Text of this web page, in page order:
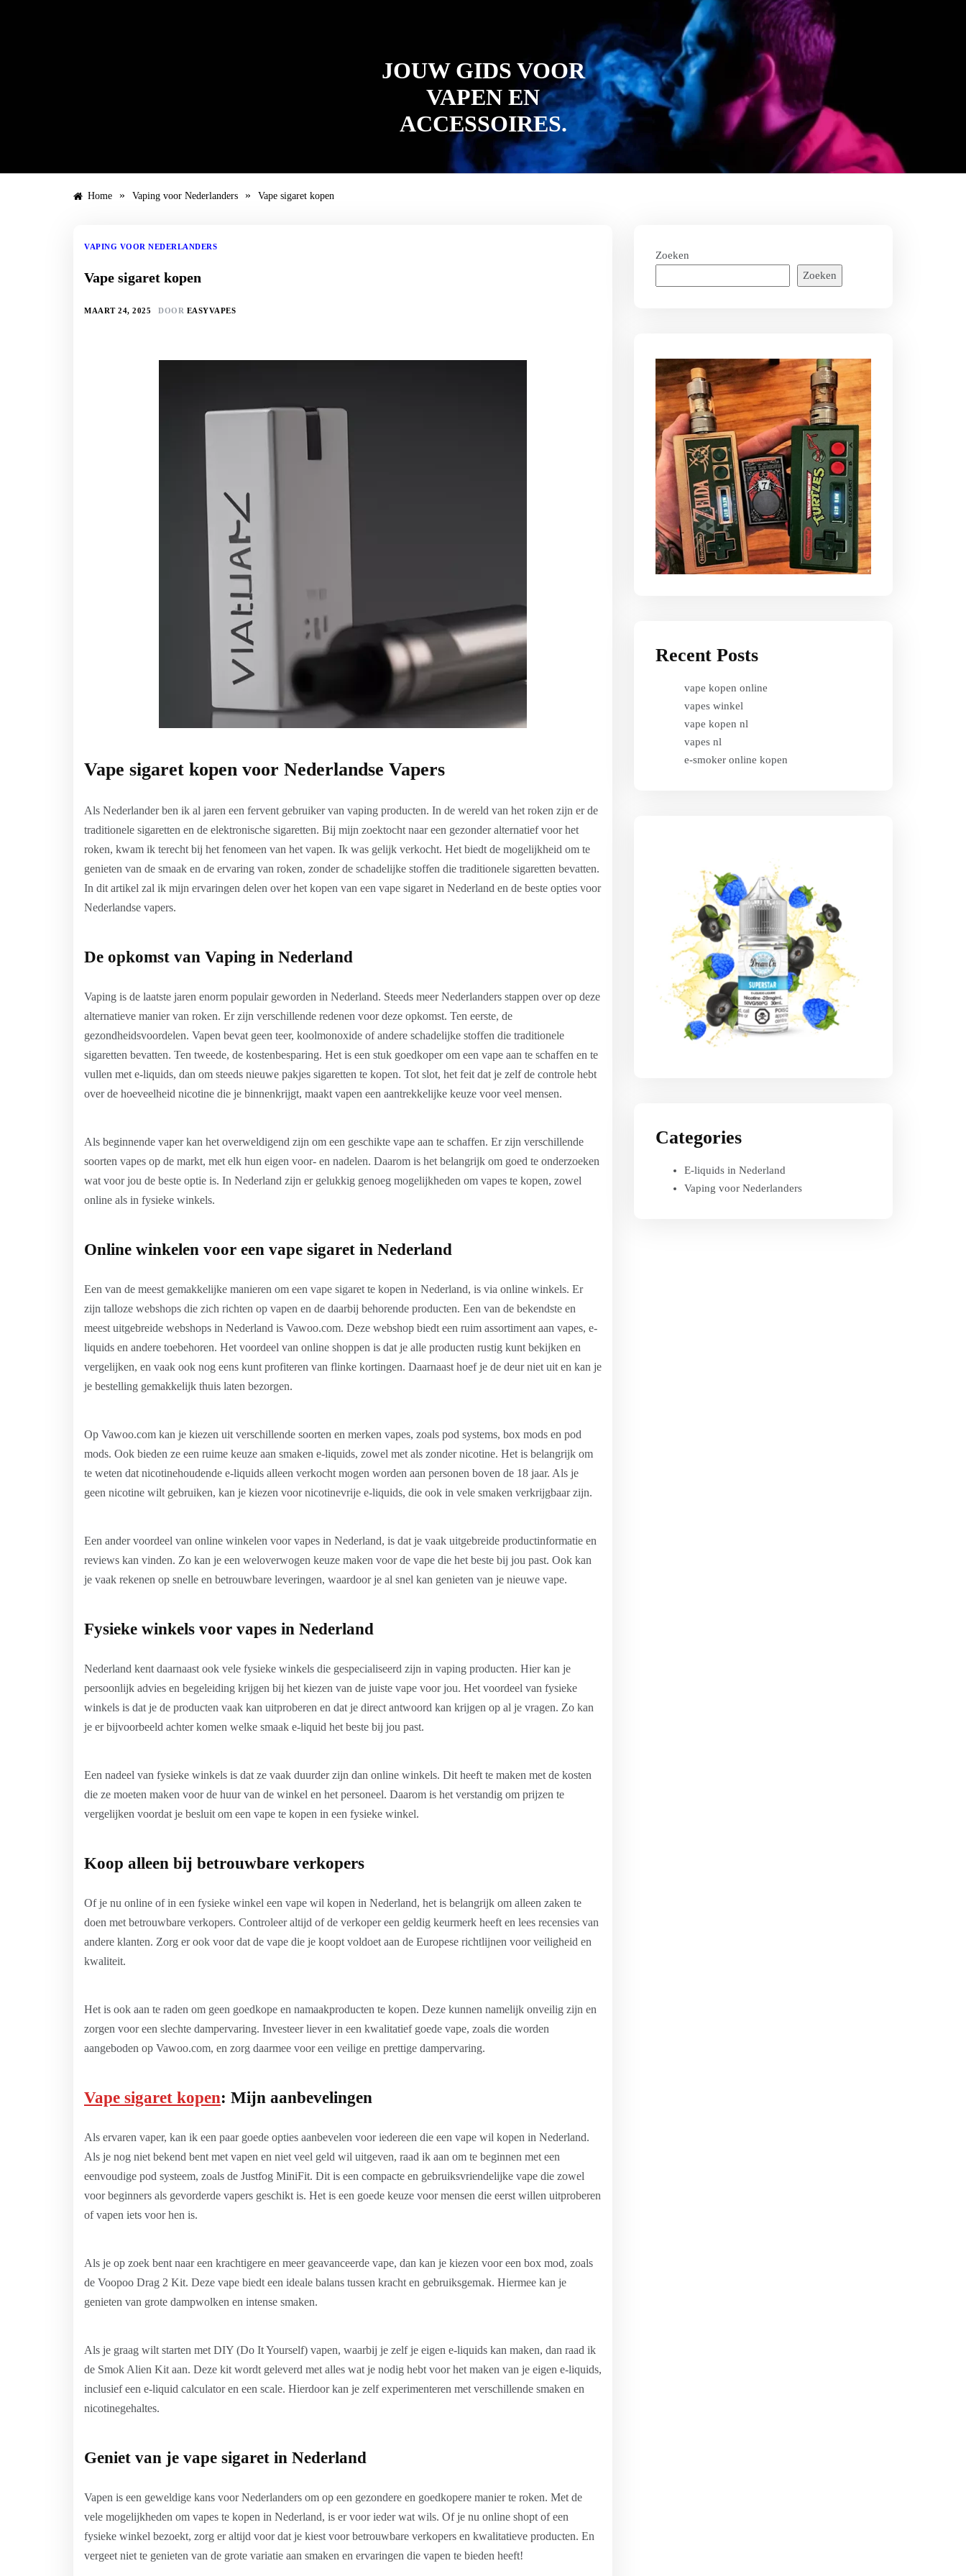
JOUW GIDS VOOR
VAPEN EN
ACCESSOIRES.
Home » Vaping voor Nederlanders » Vape sigaret kopen
VAPING VOOR NEDERLANDERS
Vape sigaret kopen
MAART 24, 2025 DOOR EASYVAPES
Vape sigaret kopen voor Nederlandse Vapers
Als Nederlander ben ik al jaren een fervent gebruiker van vaping producten. In de wereld van het roken zijn er de
traditionele sigaretten en de elektronische sigaretten. Bij mijn zoektocht naar een gezonder alternatief voor het
roken, kwam ik terecht bij het fenomeen van het vapen. Ik was gelijk verkocht. Het biedt de mogelijkheid om te
genieten van de smaak en de ervaring van roken, zonder de schadelijke stoffen die traditionele sigaretten bevatten.
In dit artikel zal ik mijn ervaringen delen over het kopen van een vape sigaret in Nederland en de beste opties voor
Nederlandse vapers.
De opkomst van Vaping in Nederland
Vaping is de laatste jaren enorm populair geworden in Nederland. Steeds meer Nederlanders stappen over op deze
alternatieve manier van roken. Er zijn verschillende redenen voor deze opkomst. Ten eerste, de
gezondheidsvoordelen. Vapen bevat geen teer, koolmonoxide of andere schadelijke stoffen die traditionele
sigaretten bevatten. Ten tweede, de kostenbesparing. Het is een stuk goedkoper om een vape aan te schaffen en te
vullen met e-liquids, dan om steeds nieuwe pakjes sigaretten te kopen. Tot slot, het feit dat je zelf de controle hebt
over de hoeveelheid nicotine die je binnenkrijgt, maakt vapen een aantrekkelijke keuze voor veel mensen.
Als beginnende vaper kan het overweldigend zijn om een geschikte vape aan te schaffen. Er zijn verschillende
soorten vapes op de markt, met elk hun eigen voor- en nadelen. Daarom is het belangrijk om goed te onderzoeken
wat voor jou de beste optie is. In Nederland zijn er gelukkig genoeg mogelijkheden om vapes te kopen, zowel
online als in fysieke winkels.
Online winkelen voor een vape sigaret in Nederland
Een van de meest gemakkelijke manieren om een vape sigaret te kopen in Nederland, is via online winkels. Er
zijn talloze webshops die zich richten op vapen en de daarbij behorende producten. Een van de bekendste en
meest uitgebreide webshops in Nederland is Vawoo.com. Deze webshop biedt een ruim assortiment aan vapes, e-
liquids en andere toebehoren. Het voordeel van online shoppen is dat je alle producten rustig kunt bekijken en
vergelijken, en vaak ook nog eens kunt profiteren van flinke kortingen. Daarnaast hoef je de deur niet uit en kan je
je bestelling gemakkelijk thuis laten bezorgen.
Op Vawoo.com kan je kiezen uit verschillende soorten en merken vapes, zoals pod systems, box mods en pod
mods. Ook bieden ze een ruime keuze aan smaken e-liquids, zowel met als zonder nicotine. Het is belangrijk om
te weten dat nicotinehoudende e-liquids alleen verkocht mogen worden aan personen boven de 18 jaar. Als je
geen nicotine wilt gebruiken, kan je kiezen voor nicotinevrije e-liquids, die ook in vele smaken verkrijgbaar zijn.
Een ander voordeel van online winkelen voor vapes in Nederland, is dat je vaak uitgebreide productinformatie en
reviews kan vinden. Zo kan je een weloverwogen keuze maken voor de vape die het beste bij jou past. Ook kan
je vaak rekenen op snelle en betrouwbare leveringen, waardoor je al snel kan genieten van je nieuwe vape.
Fysieke winkels voor vapes in Nederland
Nederland kent daarnaast ook vele fysieke winkels die gespecialiseerd zijn in vaping producten. Hier kan je
persoonlijk advies en begeleiding krijgen bij het kiezen van de juiste vape voor jou. Het voordeel van fysieke
winkels is dat je de producten vaak kan uitproberen en dat je direct antwoord kan krijgen op al je vragen. Zo kan
je er bijvoorbeeld achter komen welke smaak e-liquid het beste bij jou past.
Een nadeel van fysieke winkels is dat ze vaak duurder zijn dan online winkels. Dit heeft te maken met de kosten
die ze moeten maken voor de huur van de winkel en het personeel. Daarom is het verstandig om prijzen te
vergelijken voordat je besluit om een vape te kopen in een fysieke winkel.
Koop alleen bij betrouwbare verkopers
Of je nu online of in een fysieke winkel een vape wil kopen in Nederland, het is belangrijk om alleen zaken te
doen met betrouwbare verkopers. Controleer altijd of de verkoper een geldig keurmerk heeft en lees recensies van
andere klanten. Zorg er ook voor dat de vape die je koopt voldoet aan de Europese richtlijnen voor veiligheid en
kwaliteit.
Het is ook aan te raden om geen goedkope en namaakproducten te kopen. Deze kunnen namelijk onveilig zijn en
zorgen voor een slechte dampervaring. Investeer liever in een kwalitatief goede vape, zoals die worden
aangeboden op Vawoo.com, en zorg daarmee voor een veilige en prettige dampervaring.
Vape sigaret kopen: Mijn aanbevelingen
Als ervaren vaper, kan ik een paar goede opties aanbevelen voor iedereen die een vape wil kopen in Nederland.
Als je nog niet bekend bent met vapen en niet veel geld wil uitgeven, raad ik aan om te beginnen met een
eenvoudige pod systeem, zoals de Justfog MiniFit. Dit is een compacte en gebruiksvriendelijke vape die zowel
voor beginners als gevorderde vapers geschikt is. Het is een goede keuze voor mensen die eerst willen uitproberen
of vapen iets voor hen is.
Als je op zoek bent naar een krachtigere en meer geavanceerde vape, dan kan je kiezen voor een box mod, zoals
de Voopoo Drag 2 Kit. Deze vape biedt een ideale balans tussen kracht en gebruiksgemak. Hiermee kan je
genieten van grote dampwolken en intense smaken.
Als je graag wilt starten met DIY (Do It Yourself) vapen, waarbij je zelf je eigen e-liquids kan maken, dan raad ik
de Smok Alien Kit aan. Deze kit wordt geleverd met alles wat je nodig hebt voor het maken van je eigen e-liquids,
inclusief een e-liquid calculator en een scale. Hierdoor kan je zelf experimenteren met verschillende smaken en
nicotinegehaltes.
Geniet van je vape sigaret in Nederland
Vapen is een geweldige kans voor Nederlanders om op een gezondere en goedkopere manier te roken. Met de
vele mogelijkheden om vapes te kopen in Nederland, is er voor ieder wat wils. Of je nu online shopt of een
fysieke winkel bezoekt, zorg er altijd voor dat je kiest voor betrouwbare verkopers en kwalitatieve producten. En
vergeet niet te genieten van de grote variatie aan smaken en ervaringen die vapen te bieden heeft!
Zoeken
Zoeken
Recent Posts
vape kopen online
vapes winkel
vape kopen nl
vapes nl
e-smoker online kopen
Categories
E-liquids in Nederland
Vaping voor Nederlanders